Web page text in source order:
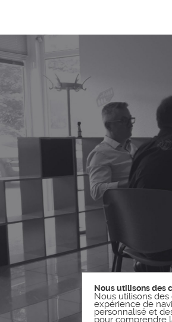
Nous utilisons des
Nous utilisons
expérience de
personnalisé et
pour comprendre